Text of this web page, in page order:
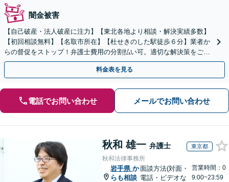
闇金被害
【自己破産・法人破産に注力】【東北各地より相談・解決実績多数】
【初回相談無料】【名取市所在】【杜せきのした駅徒歩６分】業者か
らの督促をストップ！弁護士費用の分割払い可。適切な解決策をご提
案します【土曜相談可】【駐車場完備】【完全個室】
料金表を見る
電話でお問い合わせ メールでお問い合わせ
秋和 雄一 弁護士 東京都
秋和法律事務所
岩手県 か
らも相談
面談方法(対面・
電話・ビデオな
営業時間：0
9:00~23:59